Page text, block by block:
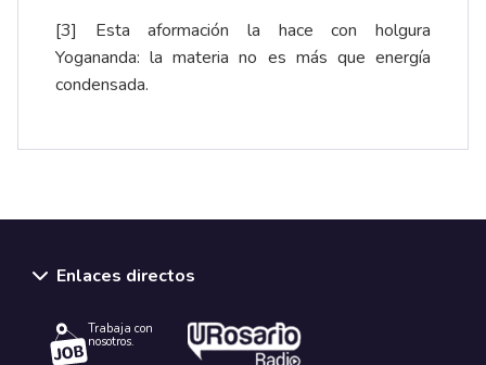
[3] Esta aformación la hace con holgura
Yogananda: la materia no es más que energía
condensada.
Enlaces directos
Trabaja con
nosotros.